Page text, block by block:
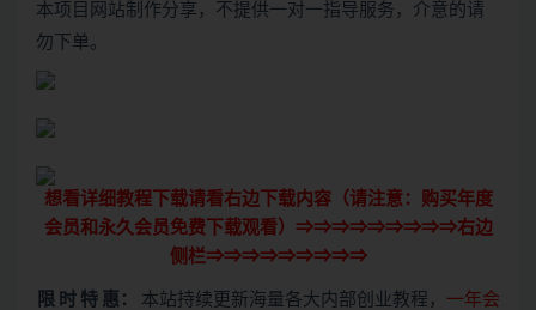
本项目网站制作分享，不提供一对一指导服务，介意的请
勿下单。
想看详细教程下载请看右边下载内容（请注意： 购买年度
会员和永久会员免费下载观看）⇒⇒⇒⇒⇒⇒⇒⇒⇒右边
侧栏⇒⇒⇒⇒⇒⇒⇒⇒⇒
限 时 特 惠： 本站持续更新海量各大内部创业教程， 一年会